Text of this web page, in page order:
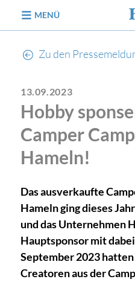
MENÜ
Zu den
13.09.2023
Hobby
Camper
Hameln!
Das ausverkaufte
Hameln ging dieses
und das Unternehmen
Hauptsponsor mit
September 2023
Creatoren aus der